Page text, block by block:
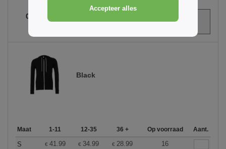
0
ARTIKELEN
Black
Maat 1-11 12-35 36 + Op voorraad Aant.
S € 41.99 € 34.99 € 28.99
16
Accepteer alles